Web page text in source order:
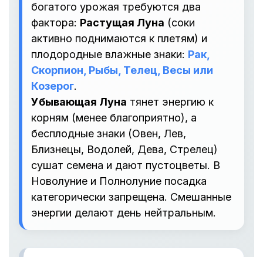
богатого урожая требуются два
фактора: Растущая Луна (соки
активно поднимаются к плетям) и
плодородные влажные знаки: Рак,
Скорпион, Рыбы, Телец, Весы или
Козерог.
Убывающая Луна тянет энергию к
корням (менее благоприятно), а
бесплодные знаки (Овен, Лев,
Близнецы, Водолей, Дева, Стрелец)
сушат семена и дают пустоцветы. В
Новолуние и Полнолуние посадка
категорически запрещена. Смешанные
энергии делают день нейтральным.